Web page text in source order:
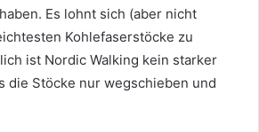
Es lohnt sich (aber nicht
Kohlefaserstöcke zu
ist Nordic Walking kein starker
die Stöcke nur wegschieben und